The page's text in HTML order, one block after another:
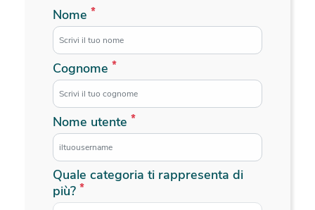
Nome *
Cognome *
Nome utente *
Quale categoria ti rappresenta di
più? *